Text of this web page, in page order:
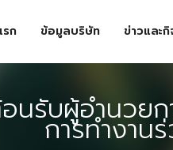
รก ข้อมูลบริษัท ข่าวและ
นรับผู้อำนว
การทำงาน